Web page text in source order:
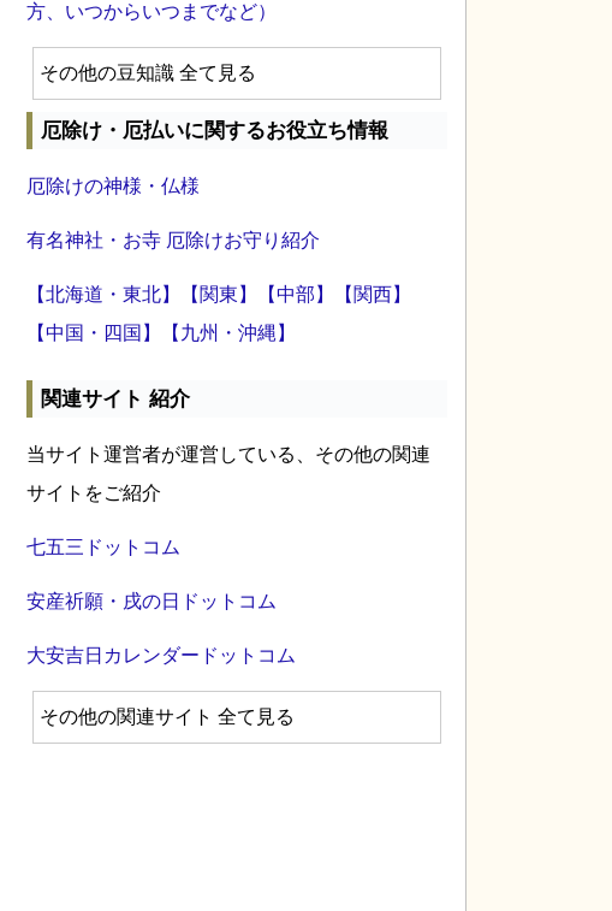
方、いつからいつまでなど）
その他の豆知識 全て見る
厄除け・厄払いに関するお役立ち情報
厄除けの神様・仏様
有名神社・お寺 厄除けお守り紹介
【北海道・東北】 【関東】 【中部】
【関西】
【中国・四国】
【九州・沖縄】
関連サイト 紹介
当サイト運営者が運営している、その他の関連
サイトをご紹介
七五三ドットコム
安産祈願・戌の日ドットコム
大安吉日カレンダードットコム
その他の関連サイト 全て見る